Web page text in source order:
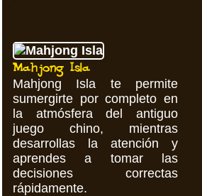
Mahjong Isla
Mahjong Isla te permite
sumergirte por completo en
la atmósfera del antiguo
juego chino, mientras
desarrollas la atención y
aprendes a tomar las
decisiones correctas
rápidamente.